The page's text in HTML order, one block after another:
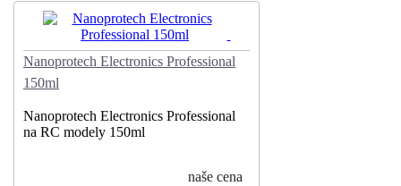
Nanoprotech Electronics Professional
150ml
Nanoprotech Electronics Professional
na RC modely 150ml
naše cena